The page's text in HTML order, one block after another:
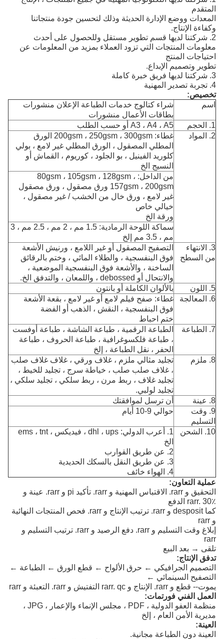
المتقدم
المعدات ووضع الإدارة الحديثة وذلك لتحسين جودة منتجاتنا
وكفاءة الإنتاج.
2. شركتنا لديها قسم تطوير مستقل وللحصول على أحدث
معلومات المنتجات التي تزود العملاء بمزيد من المعلومات عن
احتياجات المنتج
تطوير وتصميم الإبداع.
3. شركتنا لديها فريق خبرة كاملة
4. تجربة تصدير المهنية
تخصيص:
اسم
شراء كتالوج خدمات الطباعة الإعلان منشورات
بطاقات الأعمال منشورات
1. الحجم
A3 ، A4 ، A5 أو حسب الطلب
2. المواد
غطاء: 200gsm ، 250gsm ، 300gsm الورق
المطلي المصقول ، الورق المطلي غير لامع ، بولي
كلوريد الفينيل ، بو الجلود ، كوريوم ، القماش أو
النسيج الخ
من الداخل: 80gsm ، 105gsm ، 128gsm ،
157gsm ، 200gsm ورق مصقول ، ورق مصقول
غير لامع ، ورق خال من الخشب / غير مصقول ،
خيالي خاص
ورقة الخ
سماكة اللوحة الرمادية: 1.5 مم ، 2 مم ، 2.5 مم ، 3
مم ، 3.5 مم إلخ
3. الانتهاء
من السطح
التصفيح المصقول أو غير اللامع ، ورنيش الأشعة
فوق البنفسجية ، والطلاء المائي ، وختم بالرقائق
الساخنة ، والأشعة فوق البنفسجية الموضعية ،
والانتحال أو debossed ، واللمعان ، والتدفق الخ.
5. اللون
بالألوان الكاملة أو بانتون
6. المعالجة
غطاء: صفح فيلم لامع أو غير لامع ، بقعة الأشعة
فوق البنفسجية ، النقش ، الذهب أو الفضة
ختم احباط
7. الطباعة
الطباعة الرقمية ، طباعة الشاشة ، طباعة أوفست
، طباعة فلكسوغرافية ، طباعة الحروف ، طباعة
الحفر ، نقل الطباعة ، إلخ
8. ملزم
تجليد مثالي ملزم ، غلاف ورقي ، غلاف غلاف صلب
، غلاف صلب صلب ، خياطة سرج ، تجليد للخيط ،
تجليد غلاف ، ربط مرن ، ربط سلكي ، تجليد سلكي ،
تجليد لولبي.
8. عينة
أن ترسل لموافقتك
9. وقت
التسليم
حوالي 9-10 أيام
10. الشحن
1. أعرب الدولي: dhl ، ups ، فيديكس ، ems ، tnt
الخ
2. عن طريق القوارب
3. عن طريق النقل بالسكك الحديدية
4. الهواء خائف
عملية التعاون:
التحقيق و rarr. الاقتباس المهنية و rarr. تأكيد pi و rarr. عينة و
rarr. 30٪ الدفع
كما desposit و rarr. ترتيب الإنتاج و rarr. فحص المنتجات النهائية
و rarr
إبلاغ وقت التسليم و rarr. دفع الرصيد و rarr. ترتيب التسليم و
rarr
تلقى → بعد البيع
تدفق الإنتاج:
التصميم الجرافيكي ← حرق الألواح ← قطع الورق ← الطباعة ←
التصفيح السينمائي ←
يموت-- قطع و rarr. الإنتاج و rarr. qc التفتيش و rarr. التعبئة و rarr
العمل الفني فورتمات:
منظمة العفو الدولية ، PDF ، مجلس الإنماء والإعمار ، JPG ،
مديرية الأمن العام ، إلخ
العينة:
العينة دون الطباعة مجانية.